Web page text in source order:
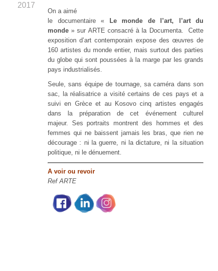
2017
On a aimé
le documentaire «
Le monde de l’art, l’art du
monde » sur ARTE consacré à la Documenta. Cette
exposition d’art contemporain expose des œuvres de
160 artistes du monde entier, mais surtout des parties
du globe qui sont poussées à la marge par les grands
pays industrialisés.
Seule, sans équipe de tournage, sa caméra dans son
sac, la réalisatrice a visité certains de ces pays et a
suivi en Grèce et au Kosovo cinq artistes engagés
dans la préparation de cet événement culturel
majeur. Ses portraits montrent des hommes et des
femmes qui ne baissent jamais les bras, que rien ne
décourage : ni la guerre, ni la dictature, ni la situation
politique, ni le dénuement.
A voir ou revoir
Ref ARTE